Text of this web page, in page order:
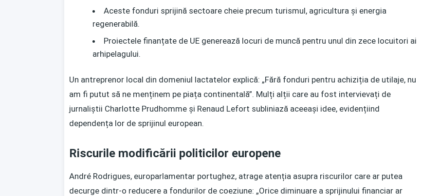
Aceste fonduri sprijină sectoare cheie precum turismul, agricultura și energia
regenerabilă.
Proiectele finanțate de UE generează locuri de muncă pentru unul din zece locuitori ai
arhipelagului.
Un antreprenor local din domeniul lactatelor explică: „Fără fonduri pentru achiziția de utilaje, nu
am fi putut să ne menținem pe piața continentală”. Mulți alții care au fost intervievați de
jurnaliștii Charlotte Prudhomme și Renaud Lefort subliniază aceeași idee, evidențiind
dependența lor de sprijinul european.
Riscurile modificării politicilor europene
André Rodrigues, europarlamentar portughez, atrage atenția asupra riscurilor care ar putea
decurge dintr-o reducere a fondurilor de coeziune: „Orice diminuare a sprijinului financiar ar